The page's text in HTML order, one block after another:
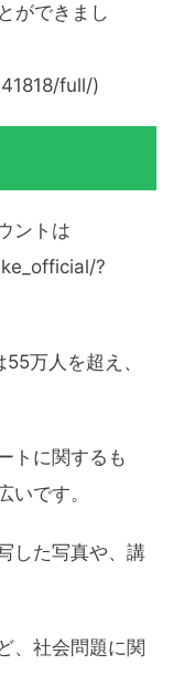
ができまし
full/)
ントは
?
万人を超え、
トに関するも
いです。
した写真や、講
、社会問題に関